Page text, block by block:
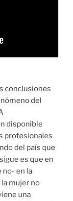
conclusiones
del
disponible
profesionales
del país que
es que en
no- en la
mujer no
una